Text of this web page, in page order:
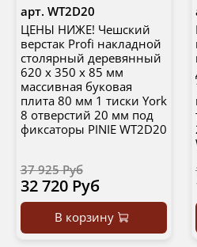
арт. WT2D20
ЦЕНЫ НИЖЕ! Чешский
верстак Profi накладной
столярный деревянный
620 х 350 х 85 мм
массивная буковая
плита 80 мм 1 тиски York
8 отверстий 20 мм под
фиксаторы PINIE WT2D20
37 925 Руб
32 720 Руб
В корзину